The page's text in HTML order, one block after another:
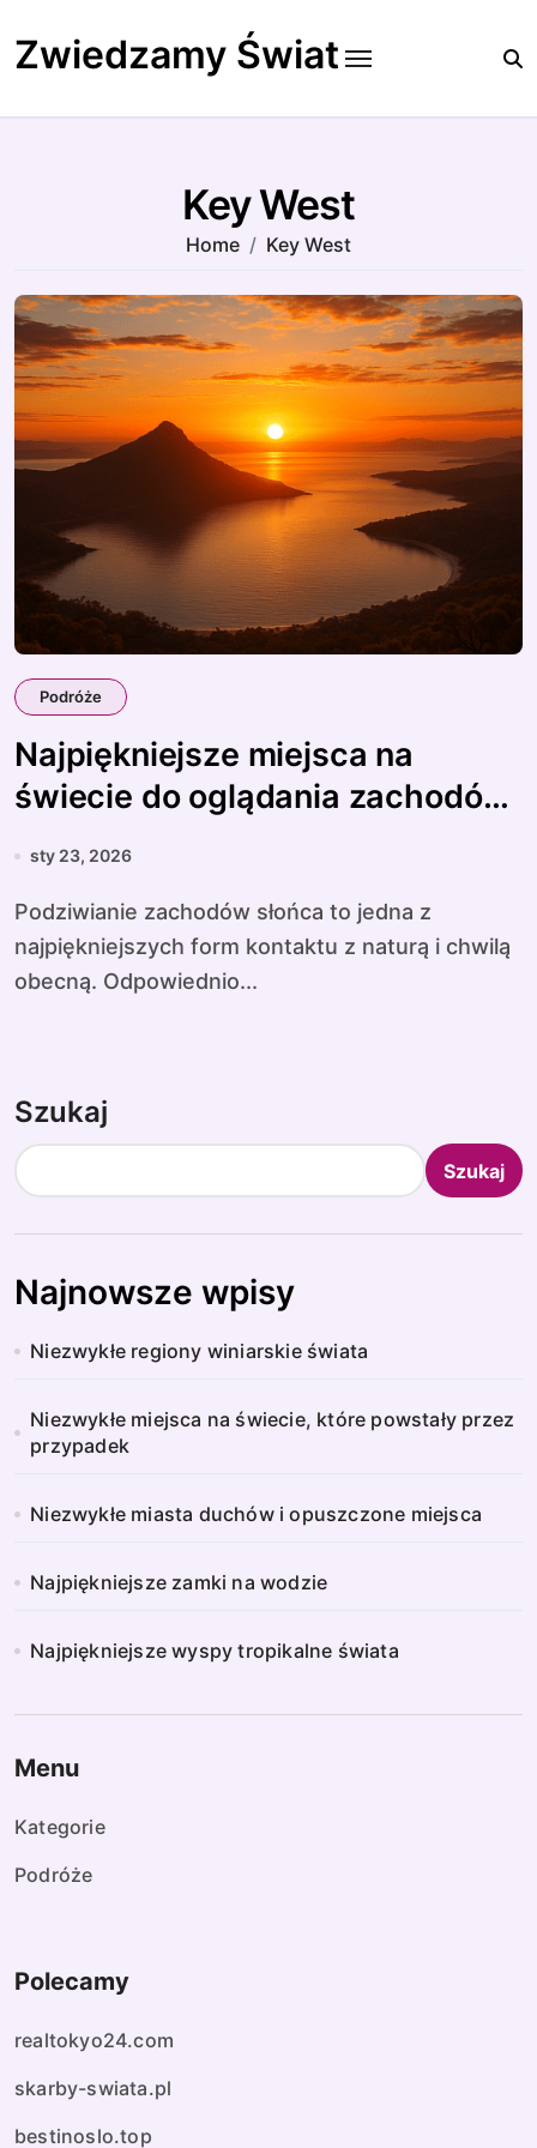
to
content
Zwiedzamy Świat
Key West
Home Key West
Podróże
Najpiękniejsze miejsca na
świecie do oglądania zachodów
słońca
sty 23, 2026
Podziwianie zachodów słońca to jedna z
najpiękniejszych form kontaktu z naturą i chwilą
obecną. Odpowiednio...
Szukaj
Szukaj
Najnowsze wpisy
Niezwykłe regiony winiarskie świata
Niezwykłe miejsca na świecie, które powstały przez
przypadek
Niezwykłe miasta duchów i opuszczone miejsca
Najpiękniejsze zamki na wodzie
Najpiękniejsze wyspy tropikalne świata
Menu
Kategorie
Podróże
Polecamy
realtokyo24.com
skarby-swiata.pl
bestinoslo.top